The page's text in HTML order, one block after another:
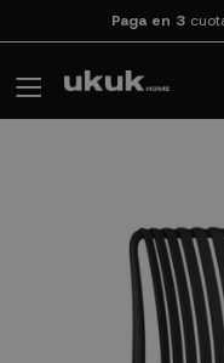
Paga en 3